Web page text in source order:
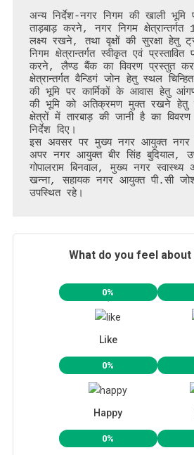
अन्य निर्देश-नगर निगम की खाली भूमि
ताड़बाड़ करने, नगर निगम
लक्ष्य रखने, तथा वृक्षों की सुरक्षा हेतु
निगम क्षेत्रान्तर्गत स्वीकृत एवं
करने, लैण्ड बैंक का विवरण प्रस्तुत
क्षेत्रान्तर्गत वैन्डिगं जोन हेतु स्थल
की भूमि पर कार्मिकों के आवास हेतु
की भूमि को अतिक्रमण मुक्त रखने हेतु
क्षेत्रों में तारबाड़ की जानी है का
निर्देश दिए।
इस अवसर पर मुख्य नगर आयुक्त नगर
अपर नगर आयुक्त बीर सिंह बुदियाल,
गोपालराम बिनवाल, मुख्य नगर स्वास्थ्य
खन्ना, सहायक नगर आयुक्त पी.सी
उपस्थित रहे।
What do you feel
0%
Like
0%
Happy
0%